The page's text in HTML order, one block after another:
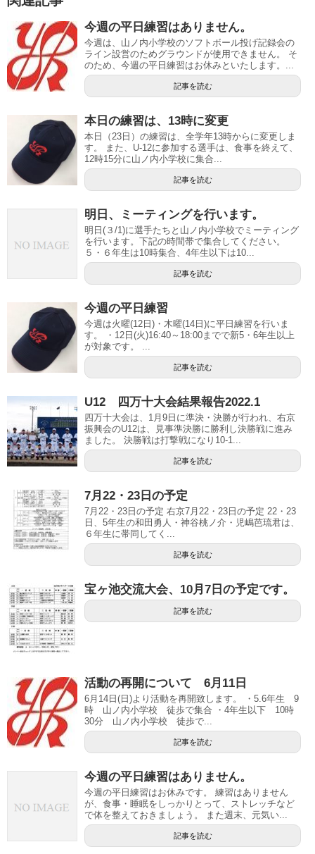
今週の平日練習はありません。
今週は、山ノ内小学校のソフトボール投げ記録会の
ライン設営のためグラウンドが使用できません。 そ
のため、今週の平日練習はお休みといたします。...
記事を読む
本日の練習は、13時に変更
本日（23日）の練習は、全学年13時からに変更しま
す。 また、U-12に参加する選手は、食事を終えて、
12時15分に山ノ内小学校に集合...
記事を読む
明日、ミーティングを行います。
明日(３/1)に選手たちと山ノ内小学校でミーティング
を行います。下記の時間帯で集合してください。
５・６年生は10時集合、4年生以下は10...
記事を読む
今週の平日練習
今週は火曜(12日)・木曜(14日)に平日練習を行いま
す。 ・12日(火)16:40～18:00までで新5・6年生以上
が対象です。 ...
記事を読む
U12 四万十大会結果報告2022.1
四万十大会は、1月9日に準決・決勝が行われ、右京
振興会のU12は、見事準決勝に勝利し決勝戦に進み
ました。 決勝戦は打撃戦になり10-1...
記事を読む
7月22・23日の予定
7月22・23日の予定 右京7月22・23日の予定 22・23
日、5年生の和田勇人・神谷桃ノ介・児嶋芭琉君は、
６年生に帯同してく...
記事を読む
宝ヶ池交流大会、10月7日の予定です。
記事を読む
活動の再開について 6月11日
6月14日(日)より活動を再開致します。 ・5.6年生 9
時 山ノ内小学校 徒歩で集合 ・4年生以下 10時
30分 山ノ内小学校 徒歩で...
記事を読む
今週の平日練習はありません。
今週の平日練習はお休みです。 練習はありません
が、食事・睡眠をしっかりとって、ストレッチなど
で体を整えておきましょう。 また週末、元気い...
記事を読む